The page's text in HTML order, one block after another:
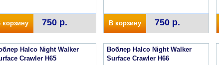
корзину 750 р. В корзину 750 р.
Halco Night Walker
Crawler H65
Воблер Halco Night Walker
Surface Crawler H66